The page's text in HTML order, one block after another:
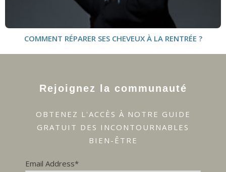
COMMENT RÉPARER SES CHEVEUX À LA RENTRÉE ?
Rejoignez la communauté
OBTENEZ L'ACCÈS À NOTRE GUIDE
GRATUIT DES INCONTOURNABLES
BIEN-ÊTRE
Email Address*